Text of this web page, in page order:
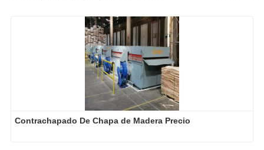
Contrachapado De Chapa de Madera Precio